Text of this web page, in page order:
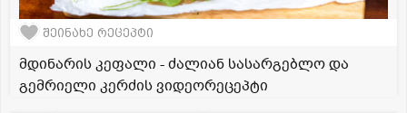
შეინახე რეცეპტი
მდინარის კეფალი - ძალიან სასარგებლო და
გემრიელი კერძის ვიდეორეცეპტი